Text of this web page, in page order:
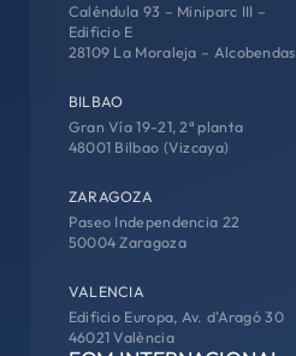
Caléndula 93 – Miniparc III –
Edificio E
28109 La Moraleja – Alcobendas
BILBAO
Gran Vía 19-21, 2ª planta
48001 Bilbao (Vizcaya)
ZARAGOZA
Paseo Independencia 22
50004 Zaragoza
VALENCIA
Edificio Europa, Av. d'Aragó 30
46021 València